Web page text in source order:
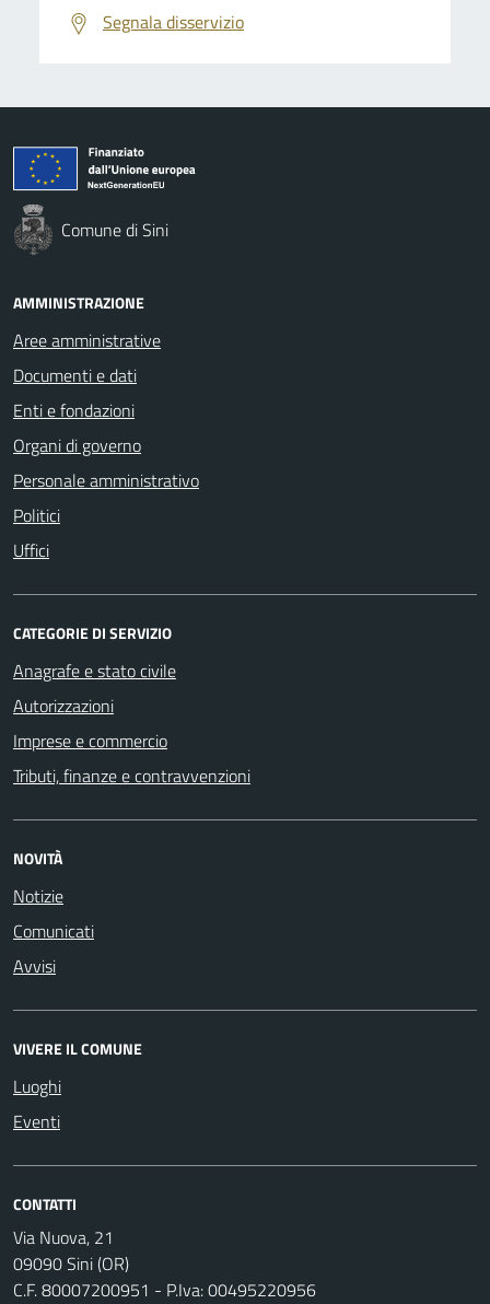
Segnala disservizio
Comune di Sini
AMMINISTRAZIONE
Aree amministrative
Documenti e dati
Enti e fondazioni
Organi di governo
Personale amministrativo
Politici
Uffici
CATEGORIE DI SERVIZIO
Anagrafe e stato civile
Autorizzazioni
Imprese e commercio
Tributi, finanze e contravvenzioni
NOVITÀ
Notizie
Comunicati
Avvisi
VIVERE IL COMUNE
Luoghi
Eventi
CONTATTI
Via Nuova, 21
09090 Sini (OR)
C.F. 80007200951 - P.Iva: 00495220956